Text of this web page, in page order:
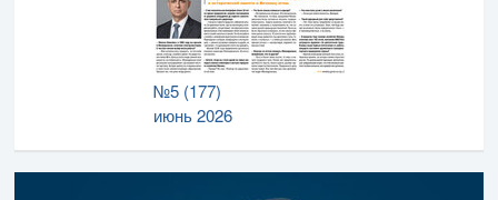
№5 (177)
июнь 2026